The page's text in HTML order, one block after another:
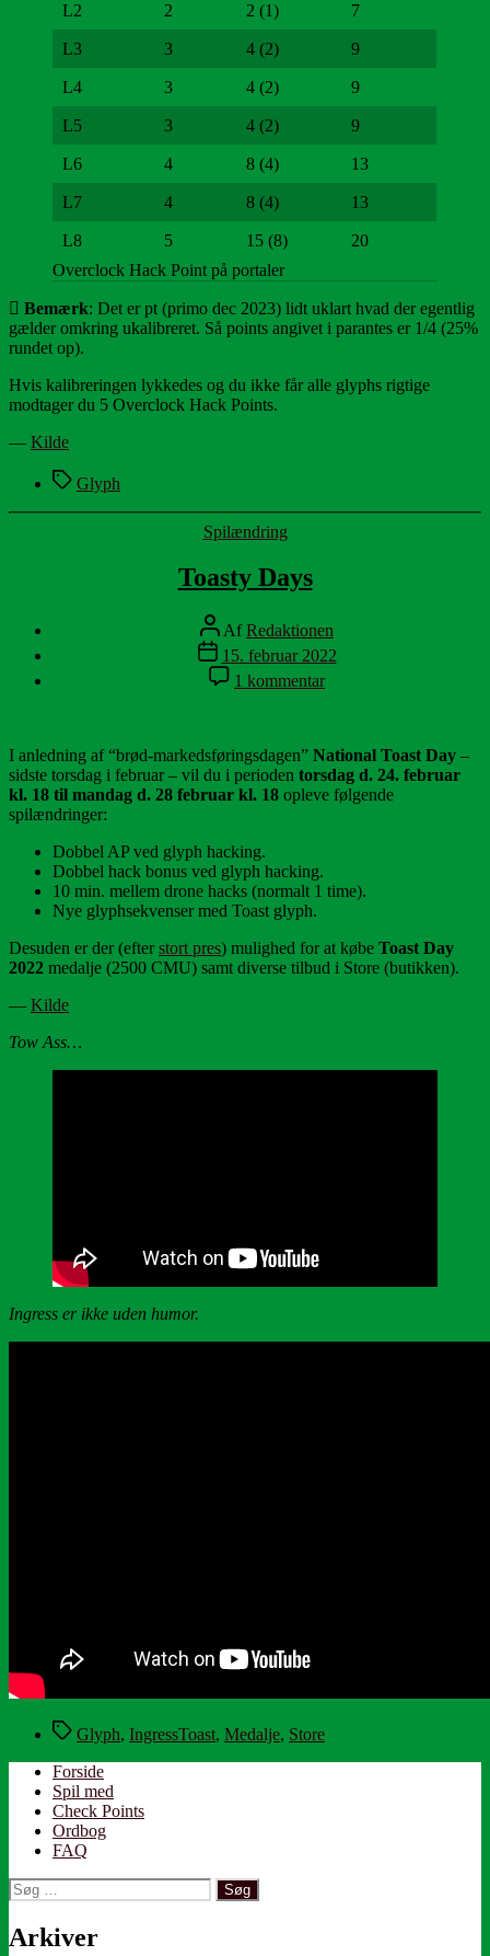
L2 2 2 (1) 7
L3 3 4 (2) 9
L4 3 4 (2) 9
L5 3 4 (2) 9
L6 4 8 (4) 13
L7 4 8 (4) 13
L8 5 15 (8)
20
Overclock Hack Point på portaler
Bemærk: Det er pt (primo dec 2023) lidt uklart hvad der egentlig
gælder omkring ukalibreret. Så points angivet i parantes er 1/4 (25%
rundet op).
Hvis kalibreringen lykkedes og du ikke får alle glyphs rigtige
modtager du 5 Overclock Hack Points.
— Kilde
TagsGlyph
Kategorier
Spilændring
Toasty Days
Indlægsforfatter
AfRedaktionen
Indlægsdato
15. februar 2022
1 kommentartil
Toasty
I anledning af “brød-markedsføringsdagen” National Toast Day –
sidste torsdag i februar – vil du i perioden torsdag d. 24. februar
kl. 18 til mandag d. 28 februar kl. 18 opleve følgende
spilændringer:
Dobbel AP ved glyph hacking.
Dobbel hack bonus ved glyph hacking.
10 min. mellem drone hacks (normalt 1 time).
Nye glyphsekvenser med Toast glyph.
Desuden er der (efterstort pres) mulighed for at købe Toast Day
2022 medalje (2500 CMU) samt diverse tilbud i Store (butikken).
— Kilde
Tow Ass…
Ingress er ikke uden humor.
TagsGlyph, IngressToast, Medalje, Store
Forside
Spil med
Check Points
Ordbog
FAQ
Søg
efter:
Arkiver